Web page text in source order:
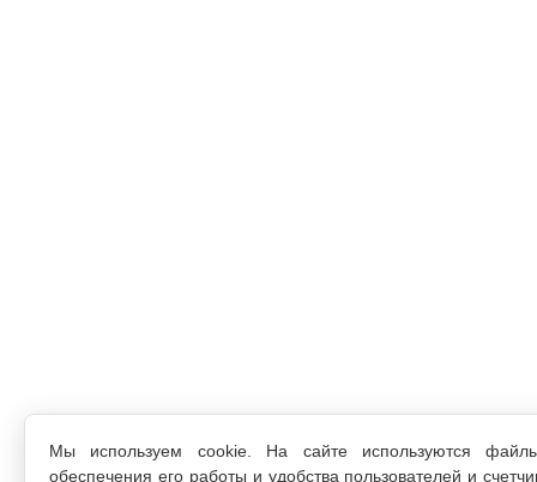
Мы используем cookie. На сайте используются
обеспечения его работы и удобства пользователей и